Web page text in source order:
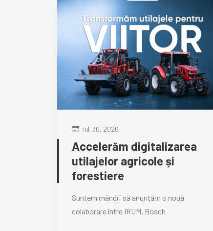
iul. 30, 2026
Accelerăm digitalizarea
utilajelor agricole și
forestiere
Suntem mândri să anunțăm o nouă
colaborare între IRUM, Bosch